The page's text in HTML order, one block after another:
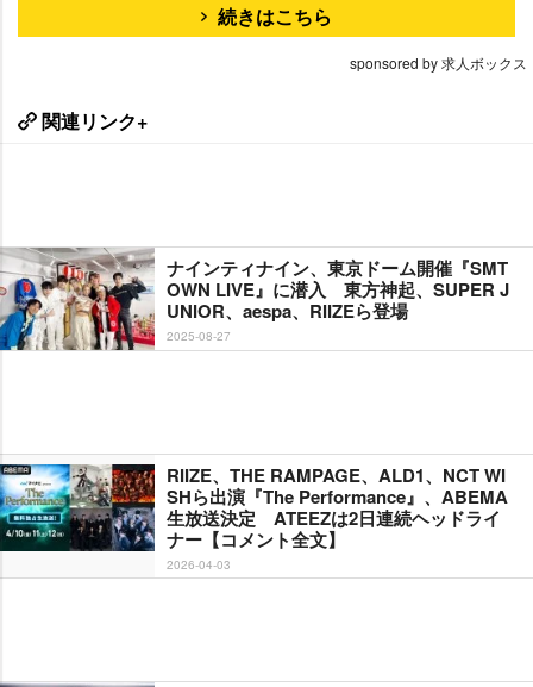
続きはこちら
sponsored by 求人ボックス
関連リンク+
ナインティナイン、東京ドーム開催『SMT
OWN LIVE』に潜入 東方神起、SUPER J
UNIOR、aespa、RIIZEら登場
2025-08-27
RIIZE、THE RAMPAGE、ALD1、NCT WI
SHら出演『The Performance』、ABEMA
生放送決定 ATEEZは2日連続ヘッドライ
ナー【コメント全文】
2026-04-03